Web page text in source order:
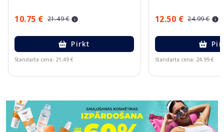
10.75 € 21.49 €
Pirkt
Standarta cena: 21.49 €
12.50 € 24.99 €
Standarta cena: 24.99 €